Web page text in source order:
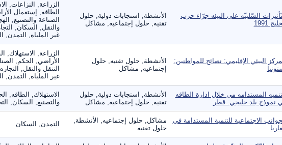
السّلبيّه على البيئه جرّاء حرب
1991
الأنشطة, استجابات دولية, حلول
تقنيه, حلول إجتماعيه, مشاكل
الزراعة, النزاعات,
الطاقه, إستعمال
الصناعة والتصنيع,
والنقل, السكان,
غير الملباه, التمدن,
البيئي الإقليمي: نصائح للمواطنين:
الأنشطة, حلول تقنيه, حلول
إجتماعيه, مشاكل
الزراعة, الاستهلاك,
الأراضي, الحكم,
التنقل والنقل,
غير الملباه, التمدن,
المستدامه مى خلال ادارة الطاقه
نموذج بلد خليجي: قطر
الأنشطة, استجابات دولية, حلول
تقنيه, حلول إجتماعيه, مشاكل
الاستهلاك, الطاقه,
والتصنيع, السكان,
الاجتماعية للتنمية المستدامة في
مشاكل, حلول إجتماعيه, الأنشطة,
حلول تقنيه
التمدن, السكان